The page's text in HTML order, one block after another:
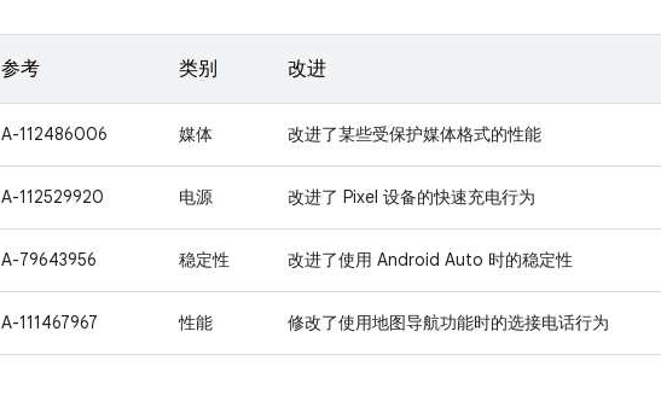
参考 类别 改进
A-112486006 媒体 改进了某些受保护媒体格式的性能
A-112529920 电源 改进了 Pixel 设备的快速充电行为
A-79643956 稳定性 改进了使用 Android Auto 时的稳定性
A-111467967 性能 修改了使用地图导航功能时的选接电话行为